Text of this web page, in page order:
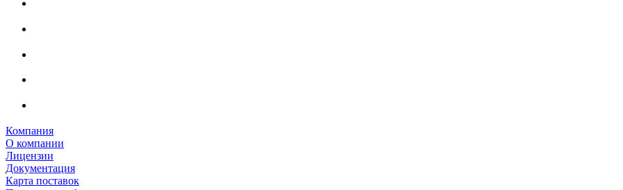
Компания
О компании
Лицензии
Документация
Карта поставок